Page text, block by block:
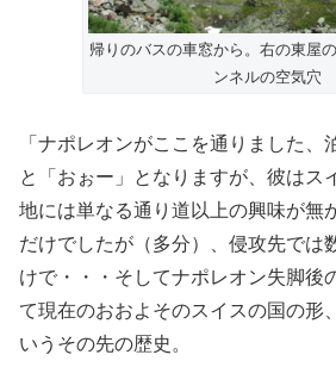
帰りのバスの車窓から。右の東屋
ンネルの空気穴
「ナポレオンがここを通りました、
と「おぉー」となりますが、彼はス
地には単なる通り道以上の興味が無
だけでしたが（多分）、侵攻先では
けで・・・そしてナポレオン失脚後
て現在のおおよそのスイスの国の形
いうその先の歴史。